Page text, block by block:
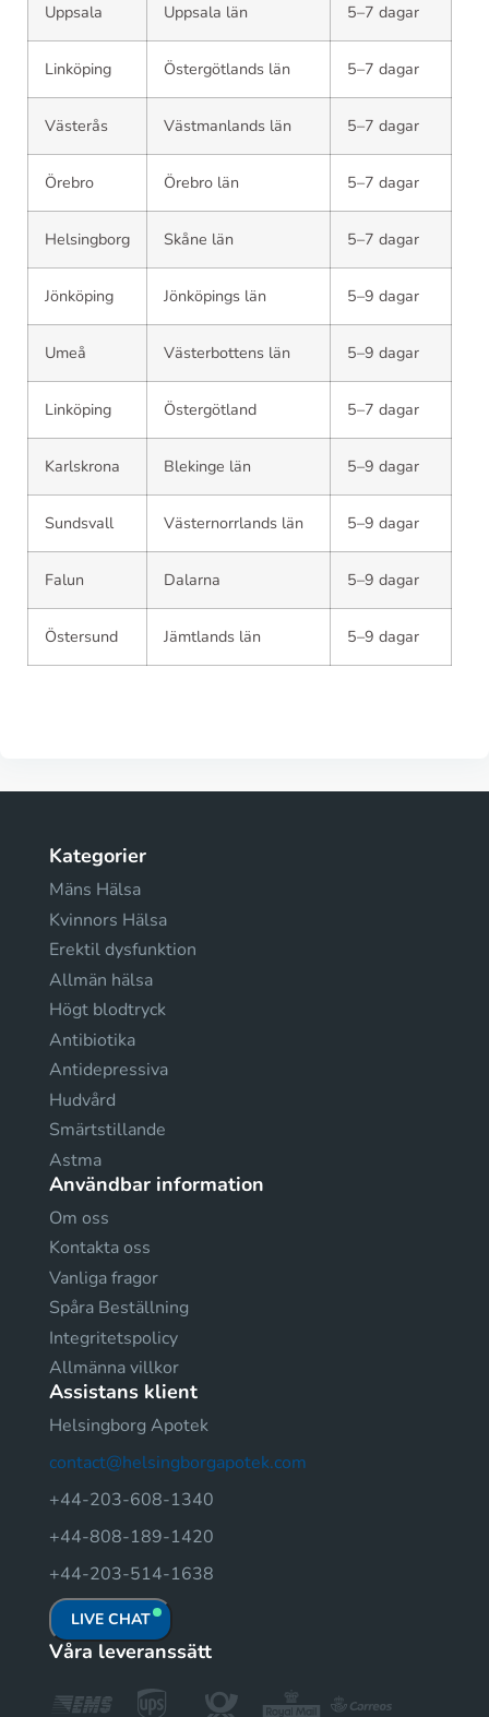
Uppsala Uppsala län 5–7 dagar
Linköping Östergötlands län 5–7 dagar
Västerås Västmanlands län 5–7 dagar
Örebro Örebro län 5–7 dagar
Helsingborg Skåne län 5–7 dagar
Jönköping Jönköpings län 5–9 dagar
Umeå Västerbottens län 5–9 dagar
Linköping Östergötland 5–7 dagar
Karlskrona Blekinge län 5–9 dagar
Sundsvall Västernorrlands län 5–9 dagar
Falun Dalarna 5–9 dagar
Östersund Jämtlands län 5–9 dagar
Kategorier
Mäns Hälsa
Kvinnors Hälsa
Erektil dysfunktion
Allmän hälsa
Högt blodtryck
Antibiotika
Antidepressiva
Hudvård
Smärtstillande
Astma
Användbar information
Om oss
Kontakta oss
Vanliga fragor
Spåra Beställning
Integritetspolicy
Allmänna villkor
Assistans klient
Helsingborg Apotek
contact@helsingborgapotek.com
+44-203-608-1340
+44-808-189-1420
+44-203-514-1638
LIVE CHAT
Våra leveranssätt